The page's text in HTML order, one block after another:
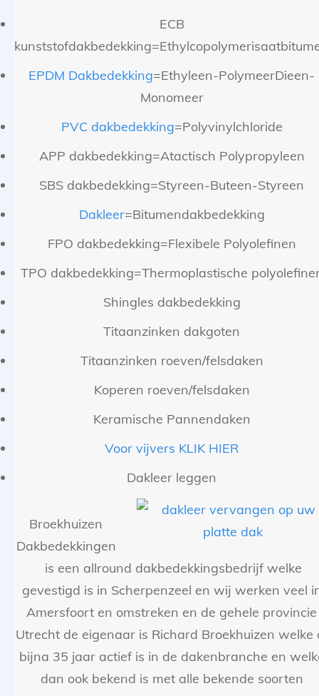
ECB
EPDM Dakbedekking=Ethyleen-PolymeerDieen-
Monomeer
PVC dakbedekking=Polyvinylchloride
APP dakbedekking=Atactisch Polypropyleen
SBS dakbedekking=Styreen-Buteen-Styreen
Dakleer=Bitumendakbedekking
FPO dakbedekking=Flexibele Polyolefinen
TPO dakbedekking=Thermoplastische
Shingles dakbedekking
Titaanzinken dakgoten
Titaanzinken roeven/felsdaken
Koperen roeven/felsdaken
Keramische Pannendaken
Voor vijvers KLIK HIER
Dakleer leggen
Broekhuizen
Dakbedekkingen
is een allround dakbedekkingsbedrijf welke
gevestigd is in Scherpenzeel en wij werken veel
Amersfoort en omstreken en de gehele provincie
Utrecht de eigenaar is Richard Broekhuizen welke
bijna 35 jaar actief is in de dakenbranche en
dan ook bekend is met alle bekende soorten